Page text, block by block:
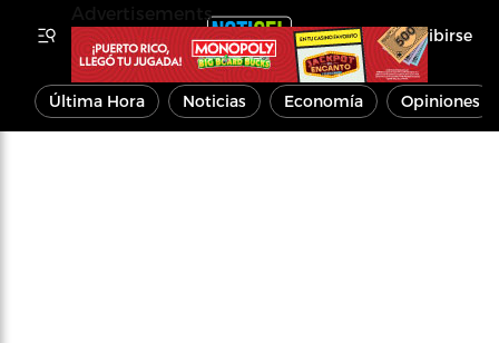
Inscribirse
Última Hora Noticias Economía Opiniones
Advertisements